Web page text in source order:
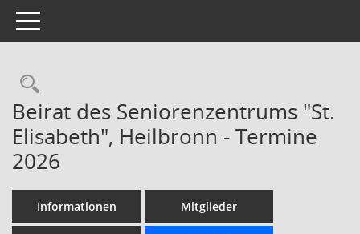
Toggle navigation
Rechercheauswahl
Beirat des Seniorenzentrums "St.
Elisabeth", Heilbronn - Termine
2026
Informationen Mitglieder